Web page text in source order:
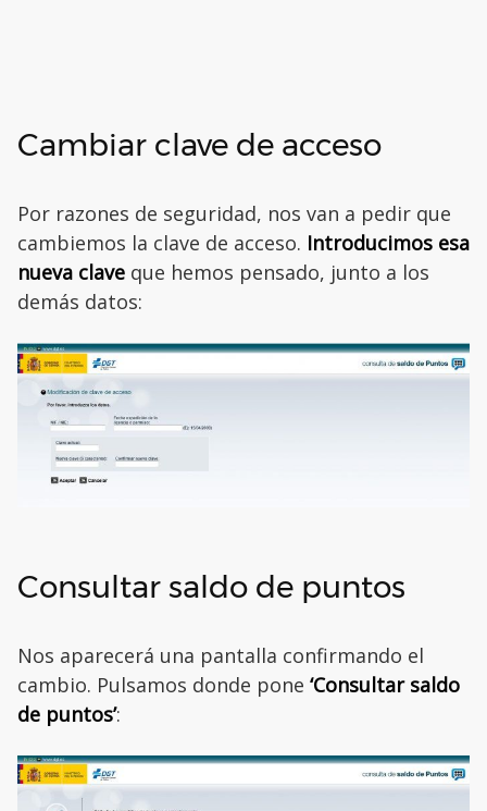
Cambiar clave de acceso
Por razones de seguridad, nos van a pedir que
cambiemos la clave de acceso. Introducimos esa
nueva clave que hemos pensado, junto a los
demás datos:
Consultar saldo de puntos
Nos aparecerá una pantalla confirmando el
cambio. Pulsamos donde pone ‘Consultar saldo
de puntos’: